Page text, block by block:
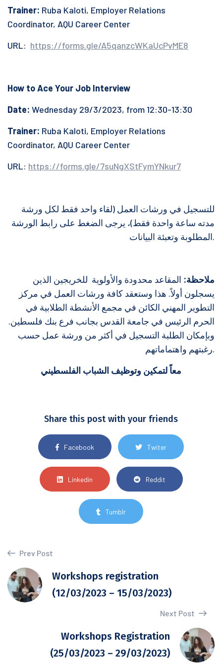
Trainer: Ruba Kaloti, Employer Relations
Coordinator, AQU Career Center
URL: https://forms.gle/A5qanzcWKaUcPvME8
How to Ace Your Job Interview
Date: Wednesday 29/3/2023, from 12:30-13:30
Trainer: Ruba Kaloti, Employer Relations
Coordinator, AQU Career Center
URL: https://forms.gle/7suNgXStFymYNkur7
للتسجيل في ورشات العمل (لقاء واحد فقط لكل ورشة
مدته ساعة واحدة فقط)، يرجى الضغط على رابط الورشة
المطلوبة وتعبئة البيانات.
ملاحظة: المقاعد محدودة والأولوية للخريجين الذين
يسجلون أولاً. هذا وستعقد كافة ورشات العمل في مركز
التطوير المهني الكائن في مجمع الأنشطة الطلابية في
الحرم الرئيس في جامعة القدس بجانب فرع بنك فلسطين.
وبإمكان الطلبة التسجيل في أكثر من ورشة عمل حسب
رغبتهم واهتماماتهم.
معاً لتمكين وتوظيف الشباب الفلسطيني
Share this post with your friends
Facebook Twiter
Linkedin Reddit
Tumblr
Prev Post
Workshops registration
(12/03/2023 – 15/03/2023)
Next Post
Workshops Registration
(25/03/2023 – 29/03/2023)